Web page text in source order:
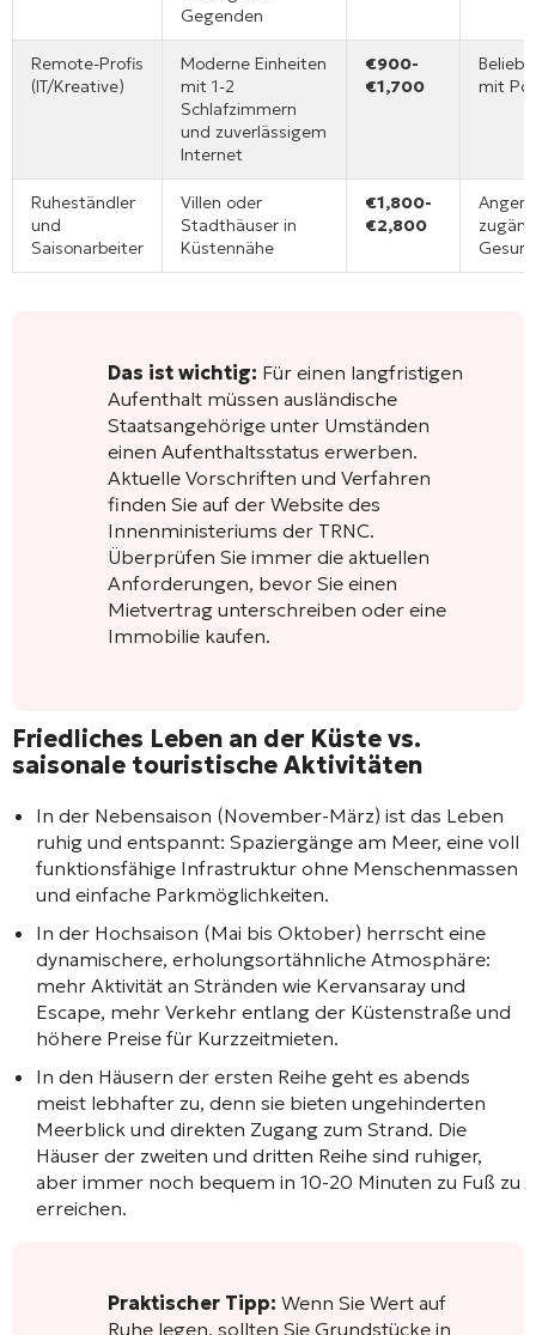
Gegenden
Remote-Profis
(IT/Kreative)
Moderne Einheiten
mit 1-2
Schlafzimmern
und zuverlässigem
Internet
€900-
€1,700
Beliebt
mit
Ruheständler
und
Saisonarbeiter
Villen oder
Stadthäuser in
Küstennähe
€1,800-
€2,800
Das ist wichtig: Für einen langfristigen
Aufenthalt müssen ausländische
Staatsangehörige unter Umständen
einen Aufenthaltsstatus erwerben.
Aktuelle Vorschriften und Verfahren
finden Sie auf der Website des
Innenministeriums der TRNC.
Überprüfen Sie immer die aktuellen
Anforderungen, bevor Sie einen
Mietvertrag unterschreiben oder eine
Immobilie kaufen.
Friedliches Leben an der Küste vs.
saisonale touristische Aktivitäten
In der Nebensaison (November-März) ist das Leben
ruhig und entspannt: Spaziergänge am Meer, eine voll
funktionsfähige Infrastruktur ohne Menschenmassen
und einfache Parkmöglichkeiten.
In der Hochsaison (Mai bis Oktober) herrscht eine
dynamischere, erholungsortähnliche Atmosphäre:
mehr Aktivität an Stränden wie Kervansaray und
Escape, mehr Verkehr entlang der Küstenstraße und
höhere Preise für Kurzzeitmieten.
In den Häusern der ersten Reihe geht es abends
meist lebhafter zu, denn sie bieten ungehinderten
Meerblick und direkten Zugang zum Strand. Die
Häuser der zweiten und dritten Reihe sind ruhiger,
aber immer noch bequem in 10-20 Minuten zu Fuß zu
erreichen.
Praktischer Tipp: Wenn Sie Wert auf
Ruhe legen, sollten Sie Grundstücke in